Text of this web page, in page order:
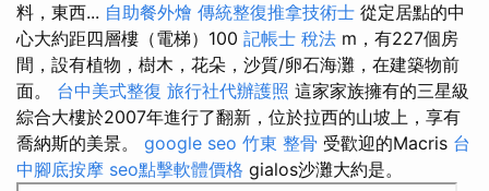
料，東西... 自助餐外燴 傳統整復推拿技術士 從定居點的中
心大約距四層樓（電梯）100 記帳士 稅法 m，有227個房
間，設有植物，樹木，花朵，沙質/卵石海灘，在建築物前
面。 台中美式整復 旅行社代辦護照 這家家族擁有的三星級
綜合大樓於2007年進行了翻新，位於拉西的山坡上，享有
喬納斯的美景。 google seo 竹東 整骨 受歡迎的Macris 台
中腳底按摩 seo點擊軟體價格 gialos沙灘大約是。